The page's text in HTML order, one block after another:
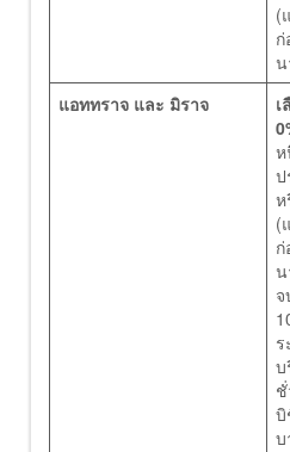
(
น
แอททราจ และ มิราจ
ห
ห
(
น
บ
บิ
บ